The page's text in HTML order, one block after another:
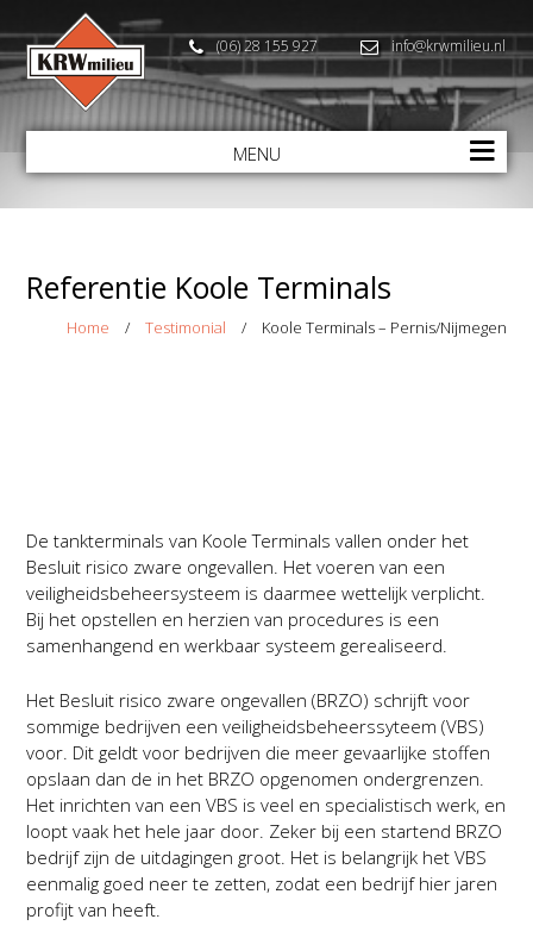
(06) 28 155 927 info@krwmilieu.nl
MENU
Referentie Koole Terminals
Home / Testimonial / Koole Terminals – Pernis/Nijmegen
De tankterminals van Koole Terminals vallen onder het
Besluit risico zware ongevallen. Het voeren van een
veiligheidsbeheersysteem is daarmee wettelijk verplicht.
Bij het opstellen en herzien van procedures is een
samenhangend en werkbaar systeem gerealiseerd.
Het Besluit risico zware ongevallen (BRZO) schrijft voor
sommige bedrijven een veiligheidsbeheerssyteem (VBS)
voor. Dit geldt voor bedrijven die meer gevaarlijke stoffen
opslaan dan de in het BRZO opgenomen ondergrenzen.
Het inrichten van een VBS is veel en specialistisch werk, en
loopt vaak het hele jaar door. Zeker bij een startend BRZO
bedrijf zijn de uitdagingen groot. Het is belangrijk het VBS
eenmalig goed neer te zetten, zodat een bedrijf hier jaren
profijt van heeft.